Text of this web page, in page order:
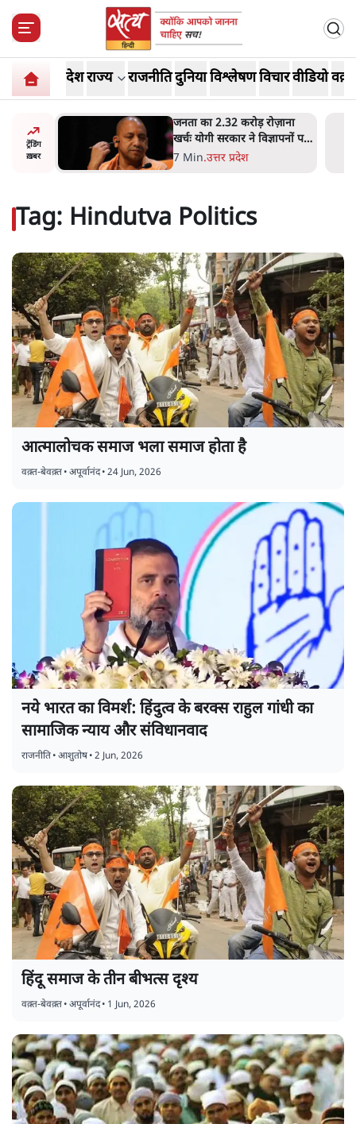
देशराज्य राजनीतिदुनियाविश्लेषणविचारवीडियो
ट्रेंडिंग
ख़बर
पर
उलटबांसीः राष्ट्र के चरित्र की मरम्मत
जारी है
11 Min.व्यंग्य/उलटबाँसी
Tag: Hindutva Politics
आत्मालोचक समाज भला समाज होता है
वक़्त-बेवक़्त•अपूर्वानंद•24 Jun, 2026
नये भारत का विमर्श: हिंदुत्व के बरक्स राहुल गांधी का
सामाजिक न्याय और संविधानवाद
राजनीति•आशुतोष•2 Jun, 2026
हिंदू समाज के तीन बीभत्स दृश्य
वक़्त-बेवक़्त•अपूर्वानंद• 1 Jun, 2026